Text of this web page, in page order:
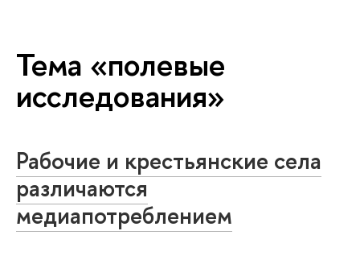
Тема «полевые
исследования»
Рабочие и крестьянские села
различаются
медиапотреблением